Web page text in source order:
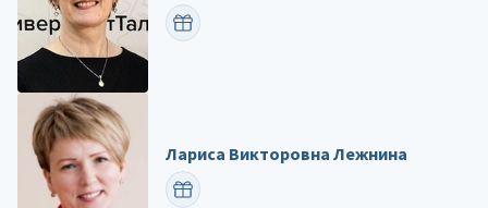
ПОЗДРАВИТЬ
Лариса Викторовна Лежнина
ПОЗДРАВИТЬ